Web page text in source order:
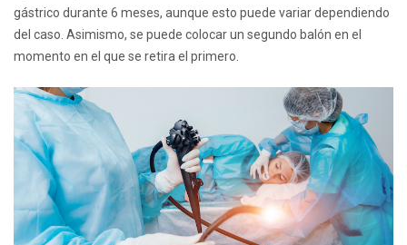
gástrico durante 6 meses, aunque esto puede variar dependiendo
del caso. Asimismo, se puede colocar un segundo balón en el
momento en el que se retira el primero.